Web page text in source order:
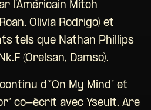
l’Américain Mitch
Olivia Rodrigo) et
tels que Nathan Phillips
(Orelsan, Damso).
d’“On My Mind” et
co-écrit avec Yseult, Are